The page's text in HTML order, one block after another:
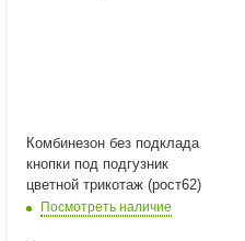
Комбинезон без подклада
кнопки под подгузник
цветной трикотаж (рост62)
Посмотреть наличие